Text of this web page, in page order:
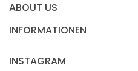
ABOUT US
INFORMATIONEN
INSTAGRAM